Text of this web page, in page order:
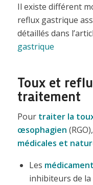
Il existe différent
reflux gastrique
détaillés dans
gastrique
Toux et
traitement
Pour traiter la
œsophagien
médicales et
Les
inhibiteurs de